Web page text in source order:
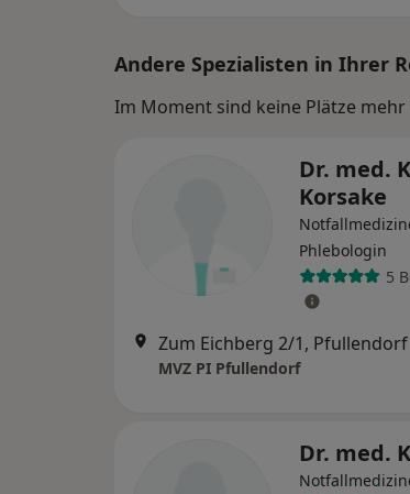
Andere Spezialisten in Ihrer
Im Moment sind keine Plätze
Dr. med.
Korsake
Phlebologin
5
Zum Eichberg 2/1, Pfullendorf
MVZ PI Pfullendorf
Dr. med.